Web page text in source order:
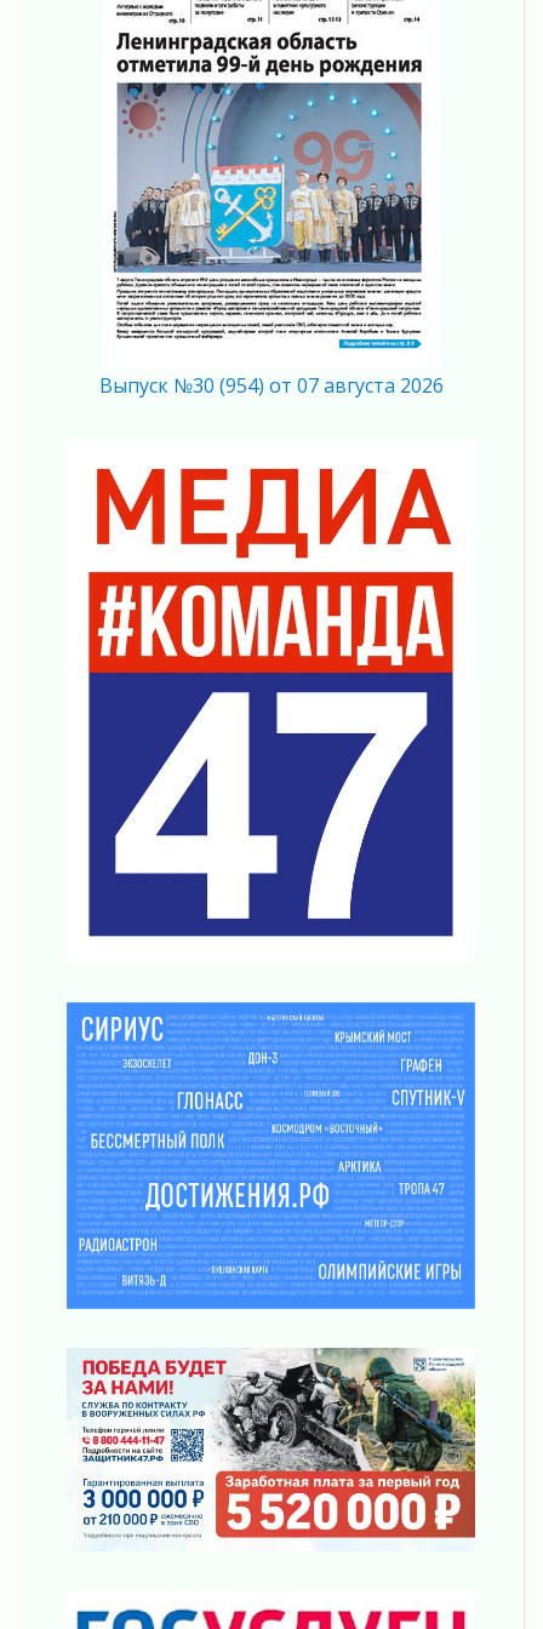
03 августа 2026
Ленобласть повышает производительность
труда в ЖКХ
03 августа 2026
Поддержка волонтерских объединений
Ладожский мост полностью закроют на два
03 августа 2026
Музеи Ленобласти обновляют пространства
03 августа 2026
Новая площадка: 2027
Часть медиков в Ленобласти сможет
За сутки в Ленинградской области
ликвидировали 10 пожаров
03 августа 2026
Клюква наливается, но в корзинку пока не
просится
03 августа 2026
Строительные компании Ленобласти
подняли зарплаты почти на 40% за год
Шесть новых жизней в честь дня рождения
Ленинградской области
Уроки безопасности для детей и взрослых
03 августа 2026
Ленобласть отмечает День Воздушно-
десантных войск
«Активное лето»
Ленобласть отметила заслуги жителей перед
регионом и страной
02 августа 2026
Ладога — не пруд
02 августа 2026
ПСК через Гослуслуги напомнит жителям
Ленинградской области о неоплаченных
счетах
02 августа 2026
Пропавшего подростка нашли в Кировском
районе Ленобласти
02 августа 2026
действовать при укусе клеща
02 августа 2026
В Ивангороде назвали новых почетных
граждан Ленинградской области
02 августа 2026
Готовность №1
02 августа 2026
Выпуск №30 (954) от 07 августа 2026